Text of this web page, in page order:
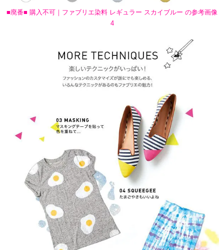
■廃番■ 購入不可｜ファブリエ染料 レギュラー スカイブルー の参考画像
4